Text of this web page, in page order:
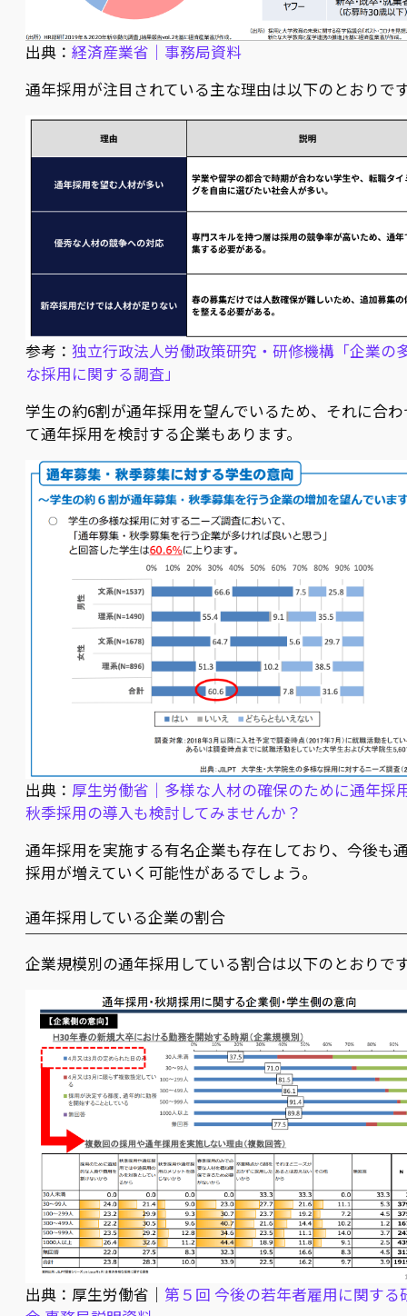
出典： 経済産業省｜事務局資料
通年採用が注目されている主な理由は以下のとおりで
参考： 独立行政法人労働政策研究・研修機構「企業の
な採用に関する調査」
学生の約6割が通年採用を望んでいるため、それに合
て通年採用を検討する企業もあります。
出典： 厚生労働省｜多様な人材の確保のために通年採
秋季採用の導入も検討してみませんか？
通年採用を実施する有名企業も存在しており、今後も
採用が増えていく可能性があるでしょう。
通年採用している企業の割合
企業規模別の通年採用している割合は以下のとおりで
出典：厚生労働省｜ 第５回 今後の若年者雇用に関する